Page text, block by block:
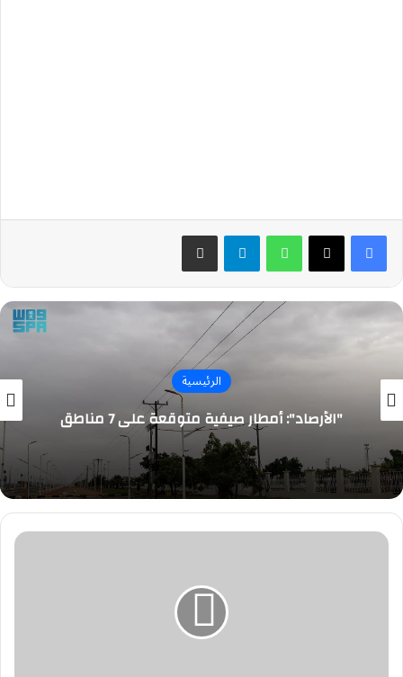
واتسابتيلقرام مشاركة عبر البريد
الرئيسية
"الأرصاد": أمطار صيفية متوقعة على 7 مناطق
ميسي